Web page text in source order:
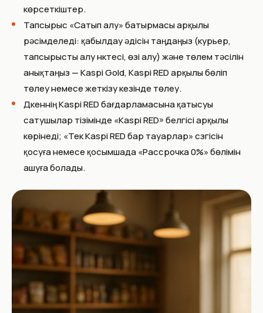
көрсеткіштер.
Тапсырыс «Сатып алу» батырмасы арқылы
рәсімделеді: қабылдау әдісін таңдаңыз (курьер,
тапсырысты алу нүктесі, өзі алу) және төлем тәсілін
анықтаңыз — Kaspi Gold, Kaspi RED арқылы бөліп
төлеу немесе жеткізу кезінде төлеу.
Дүкеннің Kaspi RED бағдарламасына қатысуы
сатушылар тізімінде «Kaspi RED» белгісі арқылы
көрінеді; «Тек Kaspi RED бар тауарлар» сүзгісін
қосуға немесе қосымшада «Рассрочка 0%» бөлімін
ашуға болады.